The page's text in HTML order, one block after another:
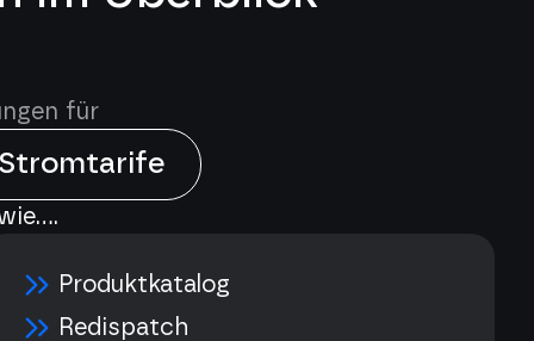
für
Produktkatalog
Redispatch